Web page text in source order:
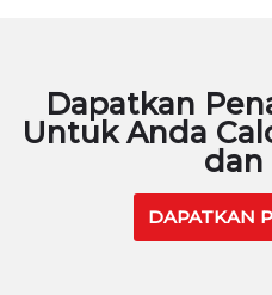
Dapatkan
Untuk Anda
dan
DAPATKAN